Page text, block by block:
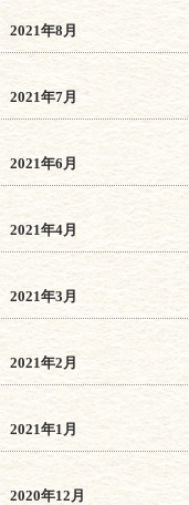
2021年8月
2021年7月
2021年6月
2021年4月
2021年3月
2021年2月
2021年1月
2020年12月